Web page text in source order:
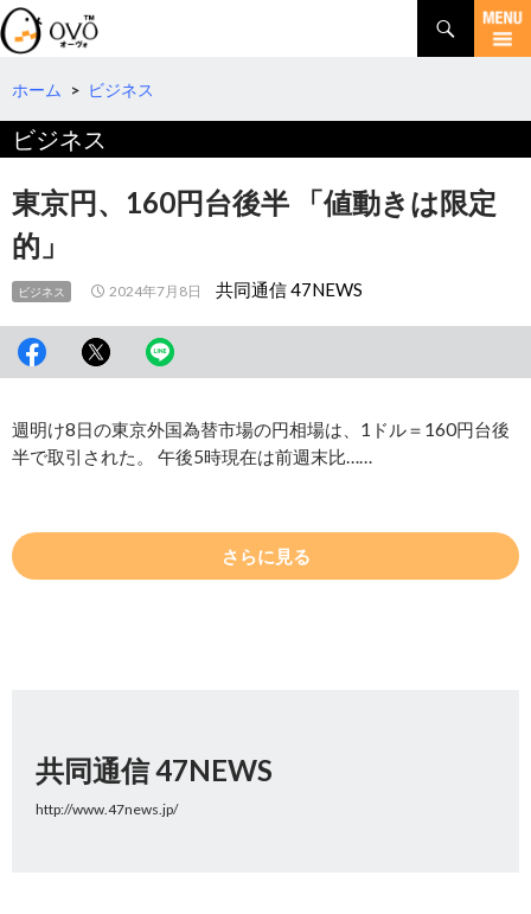
検
索
コ
テ
へ
移
動
ホーム > ビジネス
ビジネス
東京円、160円台後半 「値動きは限定
的」
ビジネス 2024年7月8日 共同通信 47NEWS
週明け8日の東京外国為替市場の円相場は、1ドル＝160円台後
半で取引された。 午後5時現在は前週末比……
さらに見る
共同通信 47NEWS
http://www.47news.jp/